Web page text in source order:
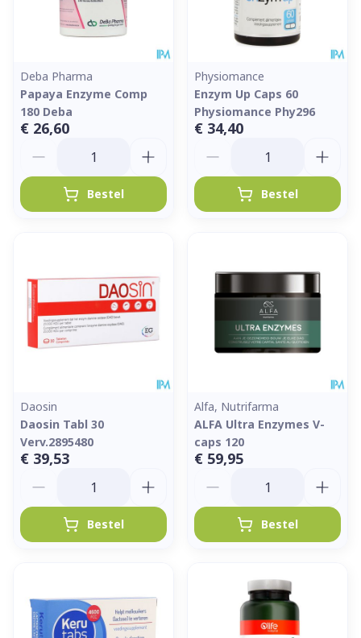
Deba Pharma
Papaya Enzyme Comp
180 Deba
€ 26,60
Bestel
Physiomance
Enzym Up Caps 60
Physiomance Phy296
€ 34,40
Bestel
Daosin
Daosin Tabl 30
Verv.2895480
€ 39,53
Bestel
Alfa, Nutrifarma
ALFA Ultra Enzymes V-
caps 120
€ 59,95
Bestel